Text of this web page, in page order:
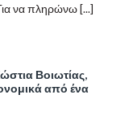
να πληρώνω [...]
Βοιωτίας,
από ένα